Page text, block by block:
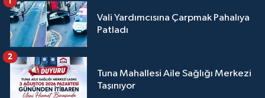
Vali Yardımcısına Çarpmak Pahalıya
Patladı
Tuna Mahallesi Aile Sağlığı Merkezi
Taşınıyor
2